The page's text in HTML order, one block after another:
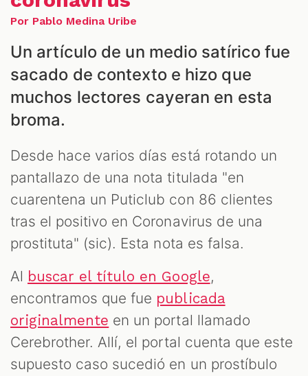
ZOOM
Por Pablo Medina Uribe
Un artículo de un medio satírico fue
sacado de contexto e hizo que
muchos lectores cayeran en esta
broma.
Desde hace varios días está rotando un
pantallazo de una nota titulada "en
cuarentena un Puticlub con 86 clientes
tras el positivo en Coronavirus de una
prostituta" (sic). Esta nota es falsa.
Al buscar el título en Google,
encontramos que fue publicada
originalmente en un portal llamado
Cerebrother. Allí, el portal cuenta que este
supuesto caso sucedió en un prostíbulo